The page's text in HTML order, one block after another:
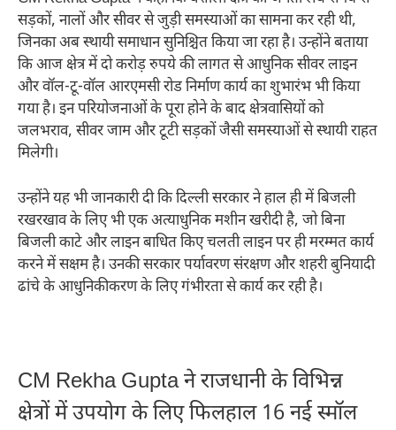
सड़कों, नालों और सीवर से जुड़ी समस्याओं का सामना कर रही थी,
जिनका अब स्थायी समाधान सुनिश्चित किया जा रहा है। उन्होंने बताया
कि आज क्षेत्र में दो करोड़ रुपये की लागत से आधुनिक सीवर लाइन
और वॉल-टू-वॉल आरएमसी रोड निर्माण कार्य का शुभारंभ भी किया
गया है। इन परियोजनाओं के पूरा होने के बाद क्षेत्रवासियों को
जलभराव, सीवर जाम और टूटी सड़कों जैसी समस्याओं से स्थायी राहत
मिलेगी।
उन्होंने यह भी जानकारी दी कि दिल्ली सरकार ने हाल ही में बिजली
रखरखाव के लिए भी एक अत्याधुनिक मशीन खरीदी है, जो बिना
बिजली काटे और लाइन बाधित किए चलती लाइन पर ही मरम्मत कार्य
करने में सक्षम है। उनकी सरकार पर्यावरण संरक्षण और शहरी बुनियादी
ढांचे के आधुनिकीकरण के लिए गंभीरता से कार्य कर रही है।
CM Rekha Gupta ने राजधानी के विभिन्न
क्षेत्रों में उपयोग के लिए फिलहाल 16 नई स्मॉल